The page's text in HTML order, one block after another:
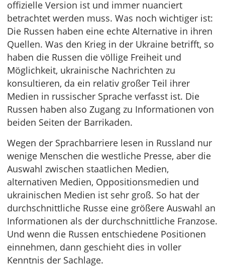
offizielle Version ist und immer nuanciert
betrachtet werden muss. Was noch wichtiger ist:
Die Russen haben eine echte Alternative in ihren
Quellen. Was den Krieg in der Ukraine betrifft, so
haben die Russen die völlige Freiheit und
Möglichkeit, ukrainische Nachrichten zu
konsultieren, da ein relativ großer Teil ihrer
Medien in russischer Sprache verfasst ist. Die
Russen haben also Zugang zu Informationen von
beiden Seiten der Barrikaden.
Wegen der Sprachbarriere lesen in Russland nur
wenige Menschen die westliche Presse, aber die
Auswahl zwischen staatlichen Medien,
alternativen Medien, Oppositionsmedien und
ukrainischen Medien ist sehr groß. So hat der
durchschnittliche Russe eine größere Auswahl an
Informationen als der durchschnittliche Franzose.
Und wenn die Russen entschiedene Positionen
einnehmen, dann geschieht dies in voller
Kenntnis der Sachlage.